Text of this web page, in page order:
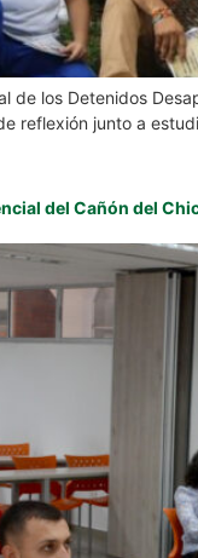
de los Detenidos
reflexión junto a
del Cañón del